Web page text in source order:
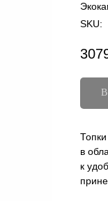
SKU:
в
к